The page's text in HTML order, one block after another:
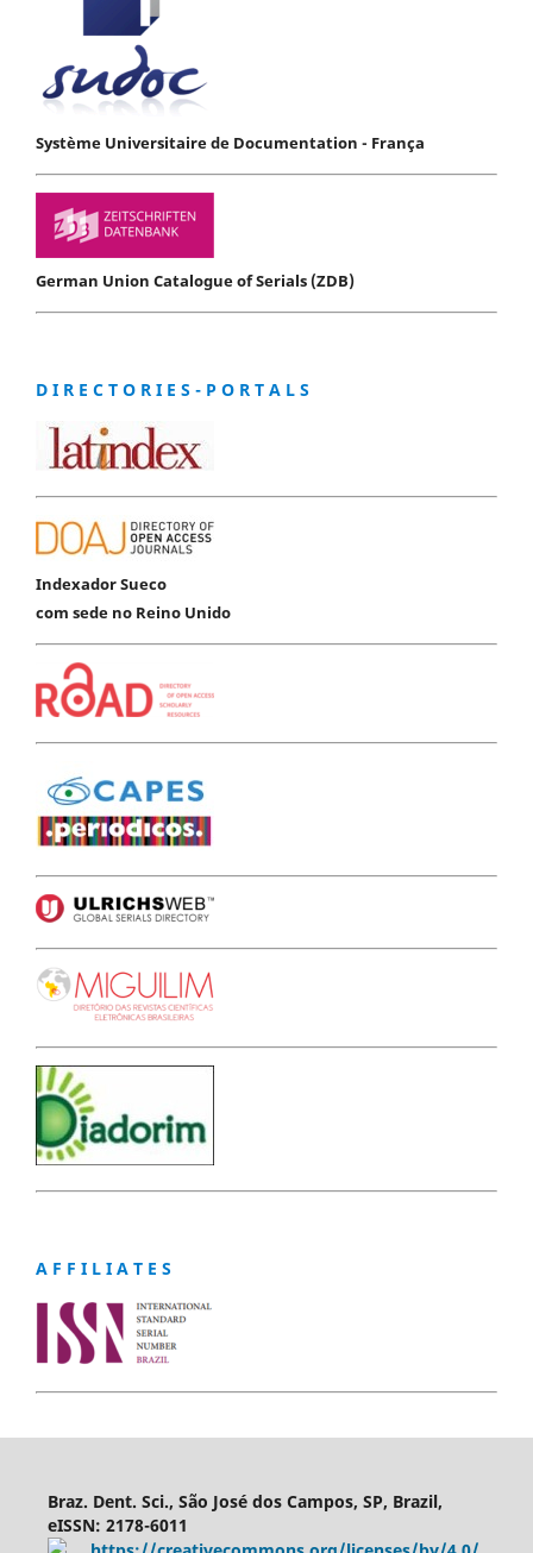
Système Universitaire de Documentation - França
German Union Catalogue of Serials (ZDB)
D I R E C T O R I E S - P O R T A L S
Indexador Sueco
com sede no Reino Unido
A F F I L I A T E S
Braz. Dent. Sci., São José dos Campos, SP, Brazil,
eISSN: 2178-6011